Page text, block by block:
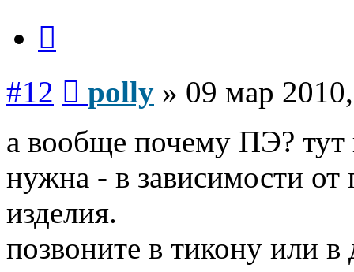
#12 polly » 09 мар
а вообще почему ПЭ? тут
нужна - в зависимости от
изделия.
позвоните в тикону или